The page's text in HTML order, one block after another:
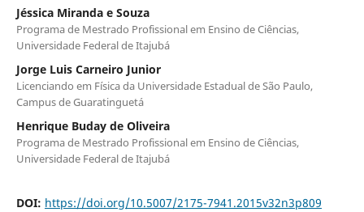
Jéssica Miranda e Souza
Programa de Mestrado Profissional em Ensino de Ciências,
Universidade Federal de Itajubá
Jorge Luis Carneiro Junior
Licenciando em Física da Universidade Estadual de São Paulo,
Campus de Guaratinguetá
Henrique Buday de Oliveira
Programa de Mestrado Profissional em Ensino de Ciências,
Universidade Federal de Itajubá
DOI: https://doi.org/10.5007/2175-7941.2015v32n3p809